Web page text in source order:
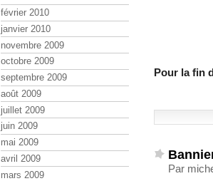
Pour la fin
Par
février 2010
janvier 2010
novembre 2009
octobre 2009
septembre 2009
août 2009
juillet 2009
juin 2009
mai 2009
avril 2009
mars 2009